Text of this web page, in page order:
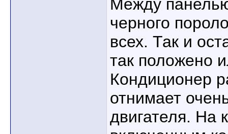
Между
черного
всех. Так и
так положено
Кондиционер
отнимает
двигателя. На